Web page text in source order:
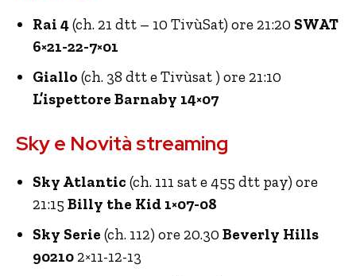
Rai 4(ch. 21 dtt – 10 TivùSat) ore 21:20 SWAT
6×21-22-7×01
Giallo (ch. 38 dtt e Tivùsat ) ore 21:10
L’ispettore Barnaby 14×07
Sky e Novità streaming
Sky Atlantic (ch. 111 sat e 455 dtt pay) ore
21:15 Billy the Kid 1×07-08
Sky Serie (ch. 112) ore 20.30 Beverly Hills
90210 2×11-12-13